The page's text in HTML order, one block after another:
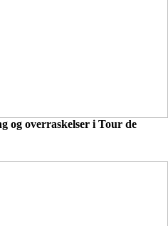
og overraskelser i Tour de